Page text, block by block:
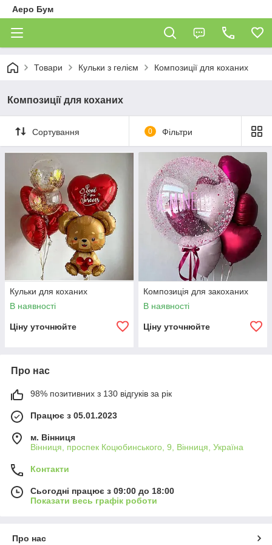
Аеро Бум
Товари Кульки з гелієм Композиції для коханих
Композиції для коханих
Сортування 0 Фільтри
Кульки для коханих
В наявності
Ціну уточнюйте
Композиція для закоханих
В наявності
Ціну уточнюйте
Про нас
98% позитивних з 130 відгуків за рік
Працює з 05.01.2023
м. Вінниця
Вінниця, проспек Коцюбинського, 9, Вінниця, Україна
Контакти
Сьогодні працює з 09:00 до 18:00
Показати весь графік роботи
Про нас